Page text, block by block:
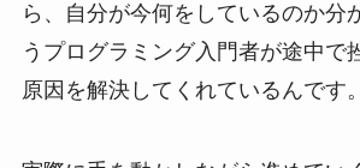
ら、自分が今何をしているのか分
うプログラミング入門者が途中で
原因を解決してくれているんです。